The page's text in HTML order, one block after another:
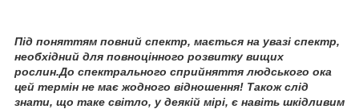
Під поняттям повний спектр, мається на увазі спектр,
необхідний для повноцінного розвитку вищих
рослин.До спектрального сприйняття людського ока
цей термін не має жодного відношення! Також слід
знати, що таке світло, у деякій мірі, є навіть шкідливим